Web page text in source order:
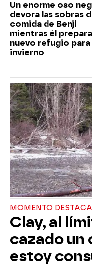
Un enorme oso
devora las sobras
comida de Benji
mientras él
nuevo refugio para
invierno
MOMENTO
Clay, al
cazado un
estoy